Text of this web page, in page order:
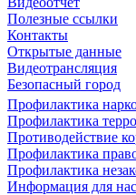
Полезные ссылки
Контакты
Открытые данные
Видеотрансляция
Безопасный город
Профилактика
Профилактика
Противодействие
Профилактика
Профилактика
Информация для